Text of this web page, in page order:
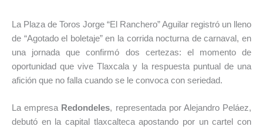
La Plaza de Toros Jorge “El Ranchero” Aguilar registró un lleno
de “Agotado el boletaje” en la corrida nocturna de carnaval, en
una jornada que confirmó dos certezas: el momento de
oportunidad que vive Tlaxcala y la respuesta puntual de una
afición que no falla cuando se le convoca con seriedad.
La empresa Redondeles, representada por Alejandro Peláez,
debutó en la capital tlaxcalteca apostando por un cartel con